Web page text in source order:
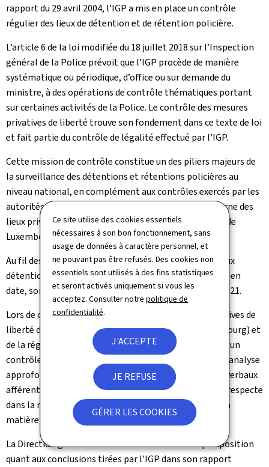
Ce site utilise des cookies essentiels
nécessaires à son bon fonctionnement, sans
usage de données à caractère personnel, et
ne pouvant pas être refusés. Des cookies non
essentiels sont utilisés à des fins statistiques
et seront activés uniquement si vous les
acceptez. Consulter notrepolitique de
confidentialité.
J'ACCEPTE
JE REFUSE
GÉRER LES COOKIES
rapport du 29 avril 2004, l’IGP a mis en place un contrôle
régulier des lieux de détention et de rétention policière.
L’article 6 de la loi modifiée du 18 juillet 2018 sur l’Inspection
général de la Police prévoit que l’IGP procède de manière
systématique ou périodique, d’office ou sur demande du
ministre, à des opérations de contrôle thématiques portant
sur certaines activités de la Police. Le contrôle des mesures
privatives de liberté trouve son fondement dans ce texte de loi
et fait partie du contrôle de légalité effectué par l’IGP.
Cette mission de contrôle constitue un des piliers majeurs de
la surveillance des détentions et rétentions policières au
niveau national, en complément aux contrôles exercés par les
autorités judiciaires ou par le Service de contrôle externe des
lieux privatifs de liberté du Médiateur du Grand-Duché de
Luxembourg (CELPL).
Au fil des années, l’IGP a réalisé dix-neuf visites liées aux
détentions et rétentions policières, dont les dernières en
date, sont celles du 8 décembre 2020 et du 21 janvier 2021.
Lors de ces deux dernières missions, les mesures privatives de
liberté du commissariat de la région capitale (Luxembourg) et
de la région sud-ouest (Esch/Alzette) ont fait l’objet d’un
contrôle. Un contrôle des infrastructures, ainsi qu’une analyse
approfondie des registres de détention et des procès-verbaux
afférents a été réalisée. L’IGP a constaté que la Police respecte
dans la majorité des cas les processus applicables en la
matière et les prescriptions de service.
La Direction générale de la Police a récemment pris position
quant aux conclusions tirées par l’IGP dans son rapport